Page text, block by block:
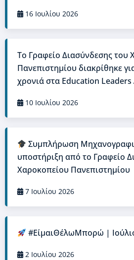
16 Ιουλίου 2026
Το Γραφείο Διασύνδεσης του
Πανεπιστημίου διακρίθηκε
χρονιά στα Education Leaders
10 Ιουλίου 2026
Συμπλήρωση
υποστήριξη από το Γραφείο
Χαροκοπείου Πανεπιστημίου
7 Ιουλίου 2026
#ΕίμαιΘέλωΜπορώ |
2 Ιουλίου 2026